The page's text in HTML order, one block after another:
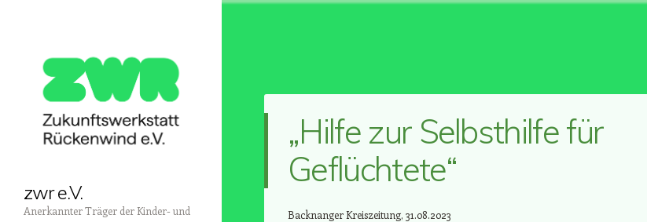
zwr e.V.
Anerkannter Träger der Kinder- und
„Hilfe zur Selbsthilfe für
Geflüchtete“
Backnanger Kreiszeitung, 31.08.2023